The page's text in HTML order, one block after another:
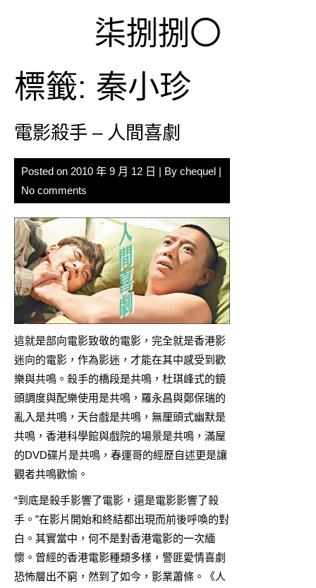
柒捌捌〇
標籤: 秦小珍
電影殺手 – 人間喜劇
Posted on 2010 年 9 月 12 日 | By chequel |
No comments
這就是部向電影致敬的電影，完全就是香港影
迷向的電影，作為影迷，才能在其中感受到歡
樂與共鳴。殺手的橋段是共鳴，杜琪峰式的鏡
頭調度與配樂使用是共鳴，羅永昌與鄭保瑞的
亂入是共鳴，天台戲是共鳴，無厘頭式幽默是
共鳴，香港科學館與戲院的場景是共鳴，滿屋
的DVD碟片是共鳴，春運哥的經歷自述更是讓
觀者共鳴歡愉。
“到底是殺手影響了電影，還是電影影響了殺
手。”在影片開始和終結都出現而前後呼喚的對
白。其實當中，何不是對香港電影的一次緬
懷。曾經的香港電影種類多樣，警匪愛情喜劇
恐怖層出不窮，然到了如今，影業蕭條。《人